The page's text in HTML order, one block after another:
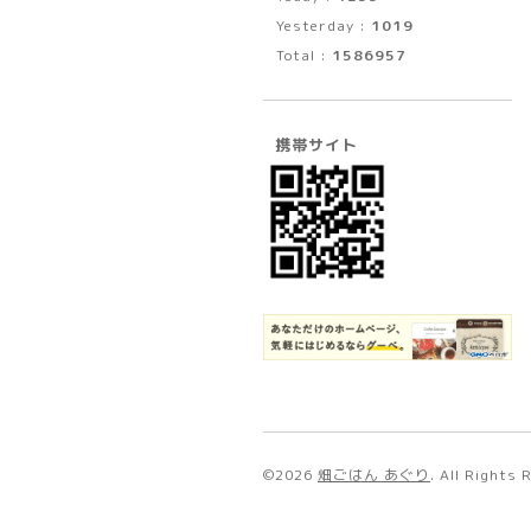
Yesterday : 1019
Total : 1586957
携帯サイト
©2026 畑ごはん あぐり . All Rights